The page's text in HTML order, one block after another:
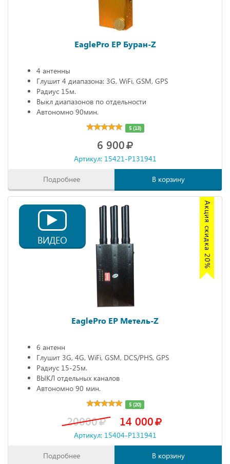
EaglePro EP Буран-Z
4 антенны
Глушит 4 диапазона: 3G, WiFi, GSM, GPS
Радиус 15м.
Выкл диапазонов по отдельности
Автономно 90мин.
5 (13)
6 900
Артикул: 15421-P131941
Подробнее В корзину
Акция скидка 20%
ВИДЕО
EaglePro EP Метель-Z
6 антенн
Глушит 3G, 4G, WiFi, GSM, DCS/PHS, GPS
Радиус 15-25м.
ВЫКЛ отдельных каналов
Автономно 90 мин.
5 (20)
20000 14 000
Артикул: 15404-P131941
Подробнее В корзину